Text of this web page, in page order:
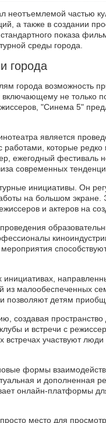
неотъемлемой частью
а также в создании
показа
среды города.
города
города возможность
не только
"Синема 5"
является
которые
ежегодный фестиваль
современных
инициативы. Он
на большом экране.
и актеров на
инициативах,
из малообеспеченных
позволяют детям
создавая
и встречи с
участвуют
формы
и дополненная
онлайн-платформы
место для